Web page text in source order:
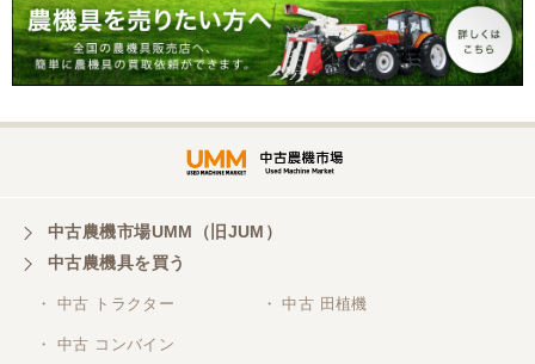
中古農機市場UMM（旧JUM）
中古農機具を買う
・ 中古 トラクター ・ 中古 田植機
・ 中古 コンバイン